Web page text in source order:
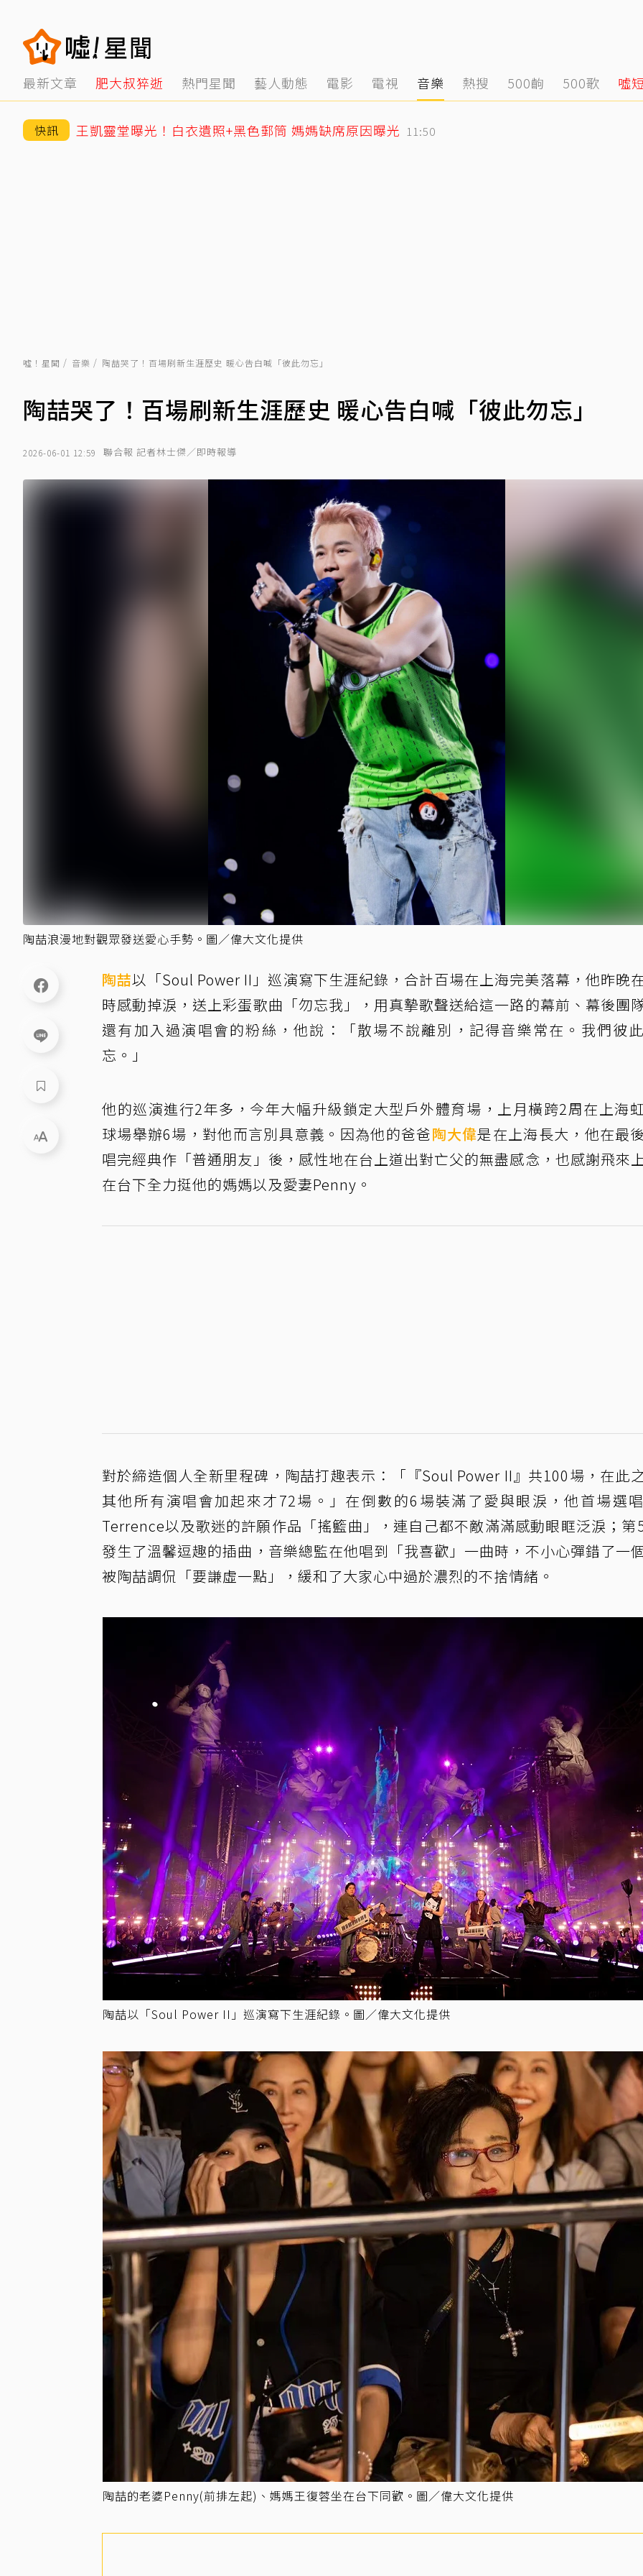
最新文章 肥大叔猝逝 熱門星聞 藝人動態 電影 電視 音樂 熱搜 500齣 500歌 噓
快訊
噓！星聞 音樂 陶喆哭了！百場刷新生涯歷史 暖心告白喊「彼此勿忘」
陶喆哭了！百場刷新生涯歷史 暖心告白喊「彼此勿忘」
2026-06-01 12:59 聯合報 記者林士傑／即時報導
陶喆浪漫地對觀眾發送愛心手勢。圖／偉大文化提供
陶喆以「Soul Power II」巡演寫下生涯紀錄，合計百場在上海完美落幕，他昨晚
時感動掉淚，送上彩蛋歌曲「勿忘我」，用真摯歌聲送給這一路的幕前、幕後團
還有加入過演唱會的粉絲，他說：「散場不說離別，記得音樂常在。我們彼
忘。」
他的巡演進行2年多，今年大幅升級鎖定大型戶外體育場，上月橫跨2周在上海
球場舉辦6場，對他而言別具意義。因為他的爸爸陶大偉是在上海長大，他在最
唱完經典作「普通朋友」後，感性地在台上道出對亡父的無盡感念，也感謝飛來
在台下全力挺他的媽媽以及愛妻Penny。
對於締造個人全新里程碑，陶喆打趣表示：「『Soul Power II』共100場，在此
其他所有演唱會加起來才72場。」在倒數的6場裝滿了愛與眼淚，他首場選
Terrence以及歌迷的許願作品「搖籃曲」，連自己都不敵滿滿感動眼眶泛淚；第
發生了溫馨逗趣的插曲，音樂總監在他唱到「我喜歡」一曲時，不小心彈錯了一
被陶喆調侃「要謙虛一點」，緩和了大家心中過於濃烈的不捨情緒。
陶喆以「Soul Power II」巡演寫下生涯紀錄。圖／偉大文化提供
陶喆的老婆Penny(前排左起)、媽媽王復蓉坐在台下同歡。圖／偉大文化提供